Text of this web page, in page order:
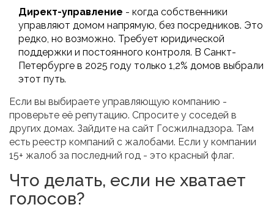
Директ-управление - когда собственники
управляют домом напрямую, без посредников. Это
редко, но возможно. Требует юридической
поддержки и постоянного контроля. В Санкт-
Петербурге в 2025 году только 1,2% домов выбрали
этот путь.
Если вы выбираете управляющую компанию -
проверьте её репутацию. Спросите у соседей в
других домах. Зайдите на сайт Госжилнадзора. Там
есть реестр компаний с жалобами. Если у компании
15+ жалоб за последний год - это красный флаг.
Что делать, если не хватает
голосов?